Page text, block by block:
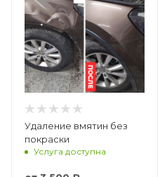
Удаление вмятин без
покраски
Услуга доступна